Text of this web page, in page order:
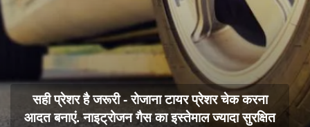
सही प्रेशर है जरूरी - रोजाना टायर प्रेशर चेक करना
आदत बनाएं. नाइट्रोजन गैस का इस्तेमाल ज्यादा सुरक्षित